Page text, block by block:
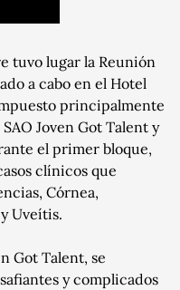
tuvo lugar la Reunión
a cabo en el Hotel
principalmente
Joven Got Talent y
el primer bloque,
clínicos que
Córnea,
Uveítis.
Got Talent, se
y complicados